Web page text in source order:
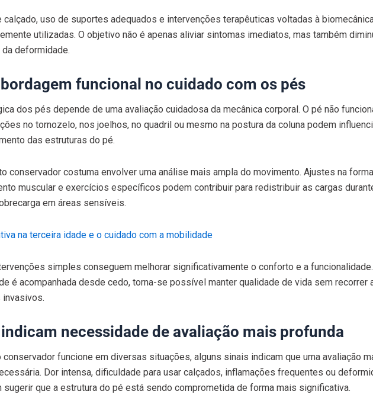
calçado, uso de suportes adequados e intervenções terapêuticas voltadas à
utilizadas. O objetivo não é apenas aliviar sintomas imediatos, mas também
deformidade.
funcional no cuidado com os pés
dos pés depende de uma avaliação cuidadosa da mecânica corporal. O pé não
no tornozelo, nos joelhos, no quadril ou mesmo na postura da coluna podem
das estruturas do pé.
conservador costuma envolver uma análise mais ampla do movimento. Ajustes na
muscular e exercícios específicos podem contribuir para redistribuir as cargas
em áreas sensíveis.
na terceira idade e o cuidado com a mobilidade
simples conseguem melhorar significativamente o conforto e a funcionalidade.
é acompanhada desde cedo, torna-se possível manter qualidade de vida sem recorrer
necessidade de avaliação mais profunda
conservador funcione em diversas situações, alguns sinais indicam que uma avaliação
Dor intensa, dificuldade para usar calçados, inflamações frequentes ou
que a estrutura do pé está sendo comprometida de forma mais significativa.